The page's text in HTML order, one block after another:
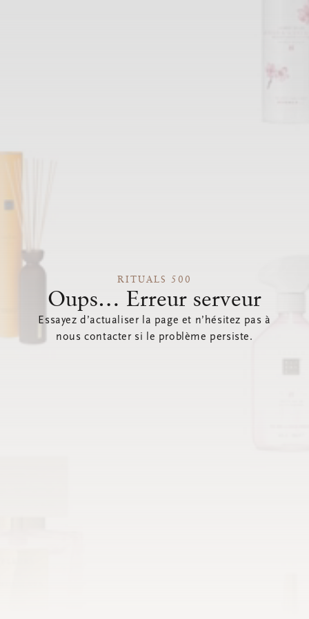
RITUALS 500
Oups… Erreur serveur
Essayez d’actualiser la page et n’hésitez pas à
nous contacter si le problème persiste.